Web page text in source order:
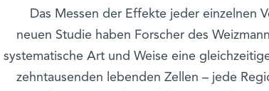
Das Messen der Effekte jeder einzelnen
neuen Studie haben Forscher des
systematische Art und Weise eine
zehntausenden lebenden Zellen – jede